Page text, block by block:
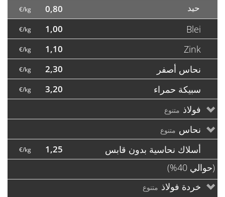
حيد 0,80
€/kg
Blei
1,00
€/kg
Zink
1,10
€/kg
نحاس أصفر 2,30
€/kg
سبيكة حمراء 3,20
€/kg
فولاذ متنوع
نحاس متنوع
أسلاك نحاسية بدون قابس
(حوالي 40%)
1,25
€/kg
خردة فولاذ متنوع